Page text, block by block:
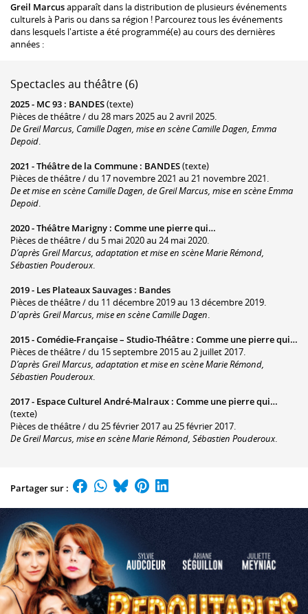
Greil Marcusapparaît dans la distribution de plusieurs événements
culturels à Paris ou dans sa région ! Parcourez tous les événements
dans lesquels l'artiste a été programmé(e) au cours des dernières
années :
Spectacles au théâtre (6)
2025 - MC 93 : BANDES(texte)
Pièces de théâtre / du 28 mars 2025 au 2 avril 2025.
De Greil Marcus, Camille Dagen, mise en scène Camille Dagen, Emma
Depoid.
2021 -Théâtre de la Commune : BANDES(texte)
Pièces de théâtre / du 17 novembre 2021 au 21 novembre 2021.
De et mise en scène Camille Dagen, de Greil Marcus, mise en scène Emma
Depoid.
2020 -Théâtre Marigny : Comme une pierre qui…
Pièces de théâtre / du 5 mai 2020 au 24 mai 2020.
D’après Greil Marcus, adaptation et mise en scène Marie Rémond,
Sébastien Pouderoux.
2019 - Les Plateaux Sauvages : Bandes
Pièces de théâtre / du 11 décembre 2019 au 13 décembre 2019.
D'après Greil Marcus, mise en scène Camille Dagen.
2015 -Comédie-Française – Studio-Théâtre : Comme une pierre qui…
Pièces de théâtre / du 15 septembre 2015 au 2 juillet 2017.
D’après Greil Marcus, adaptation et mise en scène Marie Rémond,
Sébastien Pouderoux.
2017 - Espace Culturel André-Malraux : Comme une pierre qui…
(texte)
Pièces de théâtre / du 25 février 2017 au 25 février 2017.
De Greil Marcus, mise en scène Marie Rémond, Sébastien Pouderoux.
Partager sur :